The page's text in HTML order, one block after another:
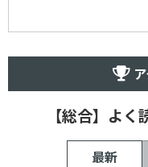
ア
【総合】よ
最新